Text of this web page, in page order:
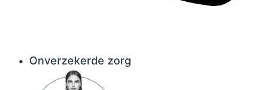
Onverzekerde zorg